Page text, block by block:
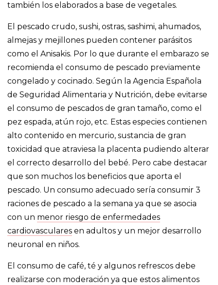
también los elaborados a base de vegetales.
El pescado crudo, sushi, ostras, sashimi, ahumados,
almejas y mejillones pueden contener parásitos
como el Anisakis. Por lo que durante el embarazo se
recomienda el consumo de pescado previamente
congelado y cocinado. Según la Agencia Española
de Seguridad Alimentaria y Nutrición, debe evitarse
el consumo de pescados de gran tamaño, como el
pez espada, atún rojo, etc. Estas especies contienen
alto contenido en mercurio, sustancia de gran
toxicidad que atraviesa la placenta pudiendo alterar
el correcto desarrollo del bebé. Pero cabe destacar
que son muchos los beneficios que aporta el
pescado. Un consumo adecuado sería consumir 3
raciones de pescado a la semana ya que se asocia
con un menor riesgo de enfermedades
cardiovasculares en adultos y un mejor desarrollo
neuronal en niños.
El consumo de café, té y algunos refrescos debe
realizarse con moderación ya que estos alimentos